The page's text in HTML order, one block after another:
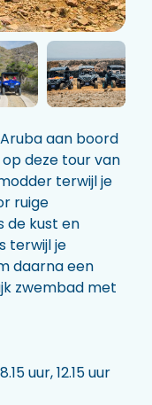
aan boord
deze tour van
terwijl je
ruige
de kust en
terwijl je
daarna een
zwembad met
uur, 12.15 uur